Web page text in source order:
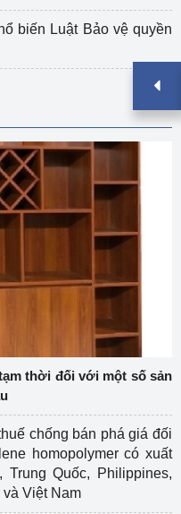
biến Luật Bảo vệ quyền
thời đối với một số sản
chống bán phá giá đối
homopolymer có xuất
Quốc, Philippines,
và Việt Nam